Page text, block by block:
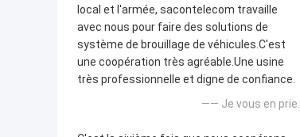
local et l'armée, sacontelecom travaille
avec nous pour faire des solutions de
système de brouillage de véhicules.C'est
une coopération très agréable.Une usine
très professionnelle et digne de confiance.
—— Je vous en prie.